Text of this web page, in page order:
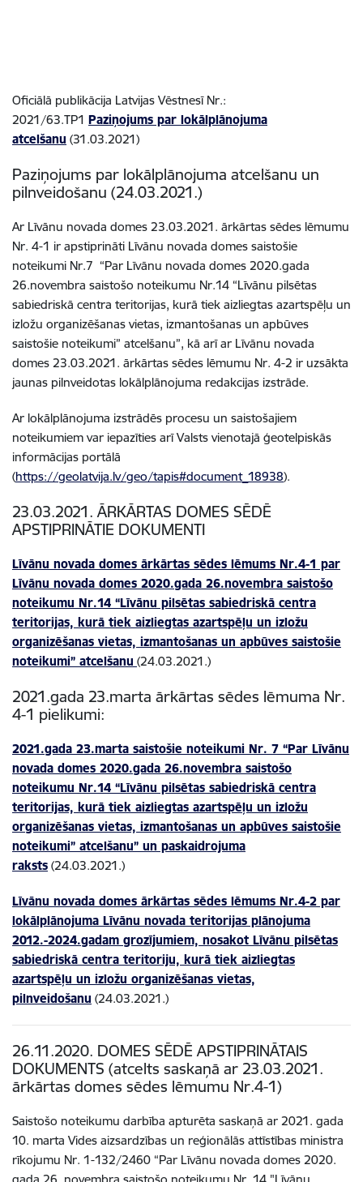
Oficiālā publikācija Latvijas Vēstnesī Nr.:
2021/63.TP1 Paziņojums par lokālplānojuma
atcelšanu (31.03.2021)
Paziņojums par lokālplānojuma atcelšanu un
pilnveidošanu (24.03.2021.)
Ar Līvānu novada domes 23.03.2021. ārkārtas sēdes lēmumu
Nr. 4-1 ir apstiprināti Līvānu novada domes saistošie
noteikumi Nr.7 “Par Līvānu novada domes 2020.gada
26.novembra saistošo noteikumu Nr.14 “Līvānu pilsētas
sabiedriskā centra teritorijas, kurā tiek aizliegtas azartspēļu un
izložu organizēšanas vietas, izmantošanas un apbūves
saistošie noteikumi” atcelšanu”, kā arī ar Līvānu novada
domes 23.03.2021. ārkārtas sēdes lēmumu Nr. 4-2 ir uzsākta
jaunas pilnveidotas lokālplānojuma redakcijas izstrāde.
Ar lokālplānojuma izstrādēs procesu un saistošajiem
noteikumiem var iepazīties arī Valsts vienotajā ģeotelpiskās
informācijas portālā
(https://geolatvija.lv/geo/tapis#document_18938).
23.03.2021. ĀRKĀRTAS DOMES SĒDĒ
APSTIPRINĀTIE DOKUMENTI
Līvānu novada domes ārkārtas sēdes lēmums Nr.4-1 par
Līvānu novada domes 2020.gada 26.novembra saistošo
noteikumu Nr.14 “Līvānu pilsētas sabiedriskā centra
teritorijas, kurā tiek aizliegtas azartspēļu un izložu
organizēšanas vietas, izmantošanas un apbūves saistošie
noteikumi” atcelšanu (24.03.2021.)
2021.gada 23.marta ārkārtas sēdes lēmuma Nr.
4-1 pielikumi:
2021.gada 23.marta saistošie noteikumi Nr. 7 “Par Līvānu
novada domes 2020.gada 26.novembra saistošo
noteikumu Nr.14 “Līvānu pilsētas sabiedriskā centra
teritorijas, kurā tiek aizliegtas azartspēļu un izložu
organizēšanas vietas, izmantošanas un apbūves saistošie
noteikumi” atcelšanu” un paskaidrojuma
raksts (24.03.2021.)
Līvānu novada domes ārkārtas sēdes lēmums Nr.4-2 par
lokālplānojuma Līvānu novada teritorijas plānojuma
2012.-2024.gadam grozījumiem, nosakot Līvānu pilsētas
sabiedriskā centra teritoriju, kurā tiek aizliegtas
azartspēļu un izložu organizēšanas vietas,
pilnveidošanu (24.03.2021.)
26.11.2020. DOMES SĒDĒ APSTIPRINĀTAIS
DOKUMENTS (atcelts saskaņā ar 23.03.2021.
ārkārtas domes sēdes lēmumu Nr.4-1)
Saistošo noteikumu darbība apturēta saskaņā ar 2021. gada
10. marta Vides aizsardzības un reģionālās attīstības ministra
rīkojumu Nr. 1-132/2460 “Par Līvānu novada domes 2020.